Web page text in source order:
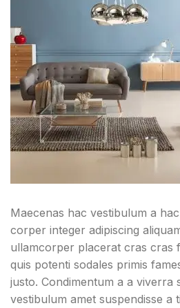
Maecenas hac vestibulum a
corper integer adipiscing
ullamcorper placerat cras cras
quis potenti sodales primis
justo. Condimentum a a viverra
vestibulum amet suspendisse a